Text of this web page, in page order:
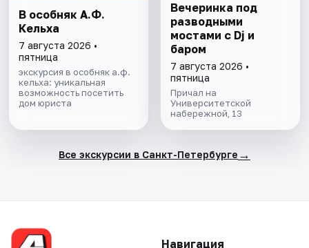
В особняк А.Ф.
Кельха
7 августа 2026 •
пятница
экскурсия в особняк а.ф.
кельха: уникальная
возможность посетить
дом юриста
Вечеринка под
разводными
мостами с Dj и
баром
7 августа 2026 •
пятница
Причал на
Университетской
набережной, 13
Все экскурсии в Санкт-Петербурге →
Навигация